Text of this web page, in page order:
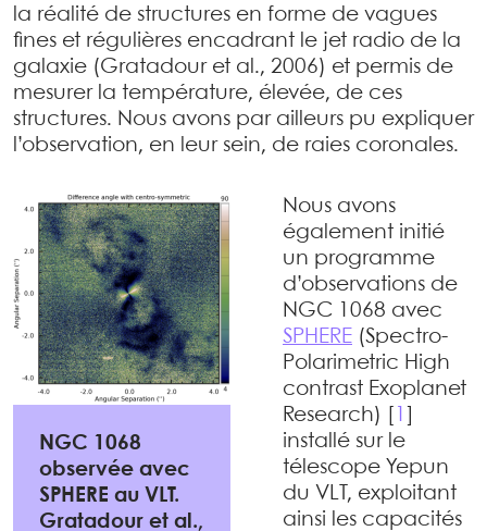
la réalité de structures en forme de vagues
fines et régulières encadrant le jet radio de la
galaxie (Gratadour et al., 2006) et permis de
mesurer la température, élevée, de ces
structures. Nous avons par ailleurs pu expliquer
l’observation, en leur sein, de raies coronales.
NGC 1068
observée avec
SPHERE au VLT.
Gratadour et al.,
Nous avons
également initié
un programme
d’observations de
NGC 1068 avec
SPHERE (Spectro-
Polarimetric High
contrast Exoplanet
Research)
installé sur le
télescope Yepun
du VLT, exploitant
ainsi les capacités